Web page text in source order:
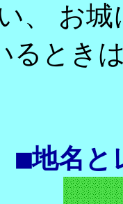
、 お
るとき
■地名と